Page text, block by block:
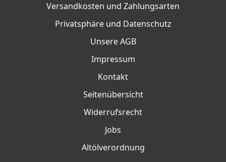
Versandkosten und Zahlungsarten
Privatsphäre und Datenschutz
Unsere AGB
Impressum
Kontakt
Seitenübersicht
Widerrufsrecht
Jobs
Altölverordnung